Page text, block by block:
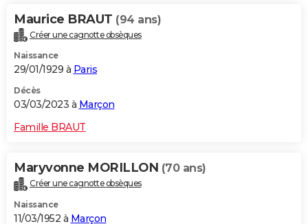
Maurice BRAUT (94 ans)
Créer une cagnotte obsèques
Naissance
29/01/1929 à Paris
Décès
03/03/2023 à Marçon
Famille BRAUT
Maryvonne MORILLON (70 ans)
Créer une cagnotte obsèques
Naissance
11/03/1952 à Marçon